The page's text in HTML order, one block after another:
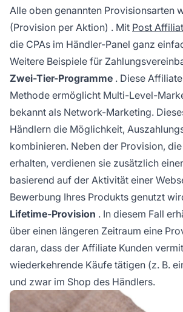
Alle oben genannten Provisionsarten
(Provision per Aktion) . Mit Post
die CPAs im Händler-Panel ganz
Weitere Beispiele für
Zwei-Tier-Programme . Diese
Methode ermöglicht Multi-Level-
bekannt als Network-Marketing.
Händlern die Möglichkeit,
kombinieren. Neben der Provision,
erhalten, verdienen sie zusätzlich
basierend auf der Aktivität einer
Bewerbung Ihres Produkts genutzt
Lifetime-Provision . In diesem Fall
über einen längeren Zeitraum eine
daran, dass der Affiliate Kunden
wiederkehrende Käufe tätigen (z. B.
und zwar im Shop des Händlers.